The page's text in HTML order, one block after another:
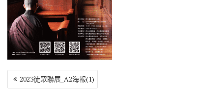
文
章
2023徒眾聯展_A2海報(1)